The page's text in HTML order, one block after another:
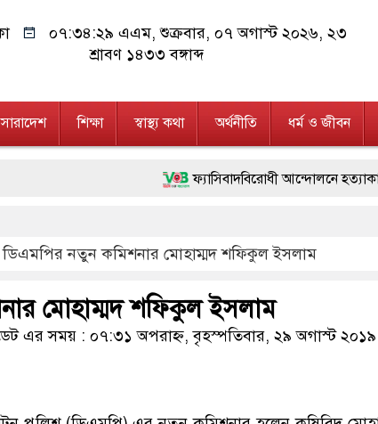
০৭:৩৪:৩০ এএম, শুক্রবার, ০৭ অগাস্ট ২০২৬, ২৩
শ্রাবণ ১৪৩৩ বঙ্গাব্দ
সারাদেশ শিক্ষা স্বাস্থ্য কথা অর্থনীতি ধর্ম ও জীবন
ফ্যাসিবাদবিরোধী আন্দোলনে হত্যাকাণ্ডের
জনগণ পরিবর্তন চেয়েছে বলেই জুলাই আন্দোলন
২৮ লাখ টাকার জাল নোটসহ দুইজনকে
নেতৃত্ব ও গণতন্ত্রের মূর্তমান প্রতীক বেগম খালেদা
অবৈধ বিদেশি পিস্তল, ম্যাগাজিন ও গুলিসহ
ডাকাতির প্রস্তুতিকালে দুইজনকে গ্রেফতার
ডিএমপির নতুন কমিশনার মোহাম্মদ শফিকুল ইসলাম
মোহাম্মদ শফিকুল ইসলাম
এর সময় : ০৭:৩১ অপরাহ্ন, বৃহস্পতিবার, ২৯ অগাস্ট ২০১৯